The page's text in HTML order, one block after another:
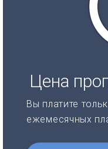
Цена
Вы платите
ежемесячных